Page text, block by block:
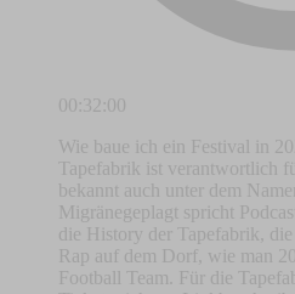
00:32:00
Wie baue ich ein Festival in
Tapefabrik ist verantwortlich
bekannt auch unter dem
Migränegeplagt spricht
die History der Tapefabrik, die
Rap auf dem Dorf, wie man
Football Team. Für die